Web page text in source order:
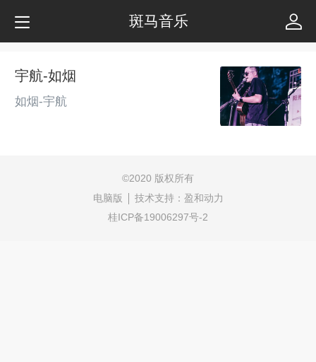
斑马音乐
宇航-如烟
如烟-宇航
©2020 版权所有
电脑版
技术支持： 盈和动力
桂ICP备19006297号-2